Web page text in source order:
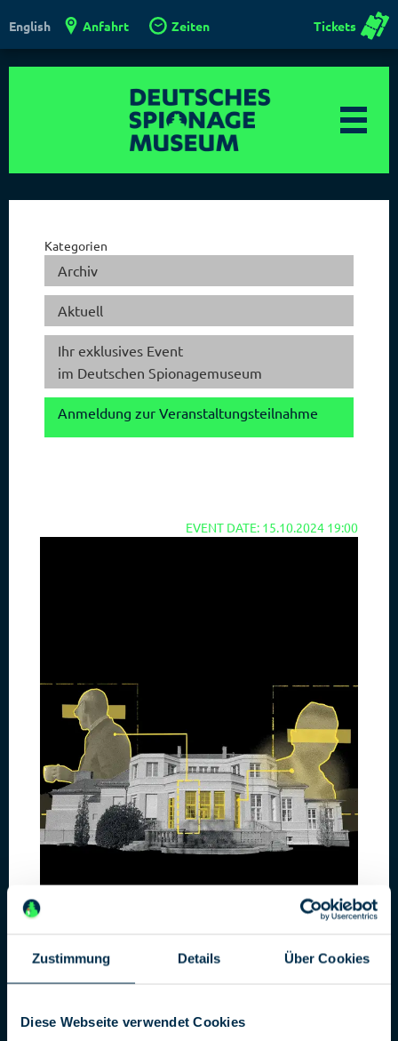
Zustimmung Details Über Cookies
Diese Webseite verwendet Cookies
English Anfahrt Zeiten Tickets
Kategorien
Archiv
Aktuell
Ihr exklusives Event
im Deutschen Spionagemuseum
Anmeldung zur Veranstaltungsteilnahme
EVENT DATE: 15.10.2024 19:00
Geheimplan gegen Deutschland
CORRECTIV vs. Neue Rechte